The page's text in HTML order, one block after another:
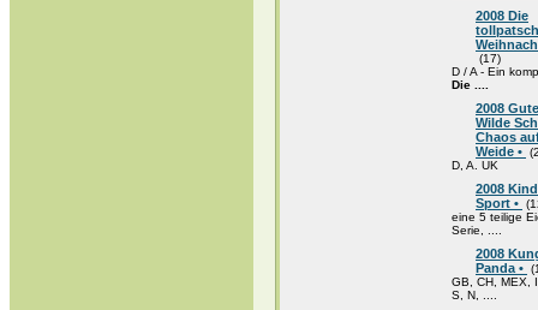
2008 Die
(17)
D / A - Ein
Die ....
2008
Wilde
Chaos
Weide •
D, A. UK
2008
Sport •
eine 5 teilige
Serie, ....
2008
Panda •
GB, CH, MEX,
S, N, ....